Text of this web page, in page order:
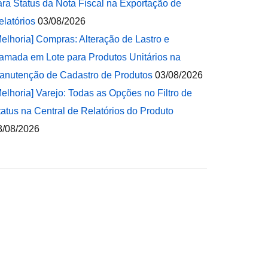
Status da Nota Fiscal na Exportação de
03/08/2026
Compras: Alteração de Lastro e
em Lote para Produtos Unitários na
de Cadastro de Produtos 03/08/2026
Varejo: Todas as Opções no Filtro de
na Central de Relatórios do Produto
08/2026